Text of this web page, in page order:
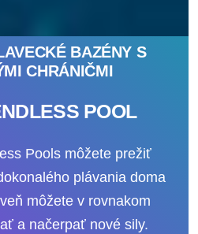
BAZÉNY S
CHRÁNIČMI
POOL
Pools môžete prežiť
plávania doma
môžete v rovnakom
a načerpať nové sily.